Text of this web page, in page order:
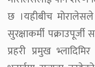
छ ।यहीबीच
सुरक्षाकर्मी
प्रहरी प्रमुख